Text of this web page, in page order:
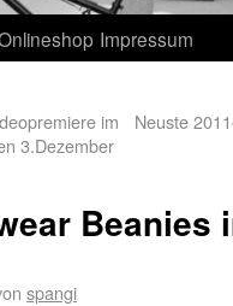
Impressum
im
3.Dezember
Neuste
Beanies
spangi